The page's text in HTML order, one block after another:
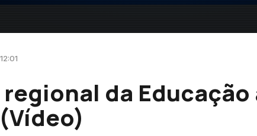
da Educação